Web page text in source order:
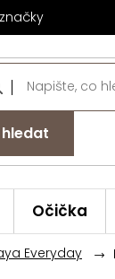
hledat
Očička
Everyday